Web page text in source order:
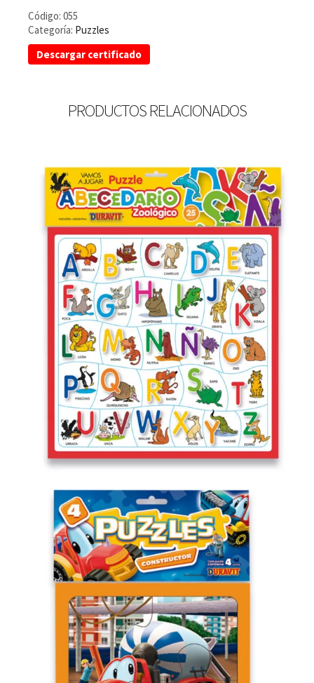
Código: 055
Categoría: Puzzles
Descargar certificado
PRODUCTOS RELACIONADOS